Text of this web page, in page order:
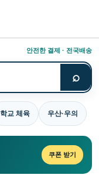
안전한 결제 · 전국배송
⌕
학교 체육 우산·우의
쿠폰 받기